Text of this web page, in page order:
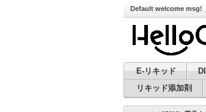
Default welcome msg!
E-リキッド
リキッド添加剤